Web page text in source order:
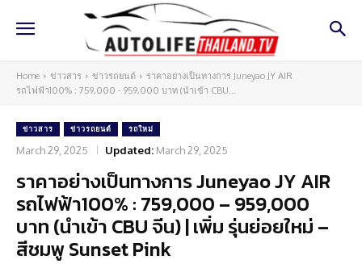
Home ข่าวสาร ข่าวรถยนต์
ราคาอย่างเป็นทางการ Juneyao JY AIR
รถไฟฟ้า100% : 759,000 - 959,000 บาท (นำเข้า CBU...
ข่าวสาร ข่าวรถยนต์ รถใหม่
March 29, 2025 Updated: March 29, 2025
ราคาอย่างเป็นทางการ Juneyao JY AIR
รถไฟฟ้า100% : 759,000 – 959,000
บาท (นำเข้า CBU จีน) | เพิ่ม รุ่นย่อยใหม่ –
สีชมพู Sunset Pink